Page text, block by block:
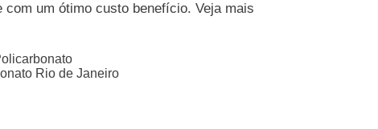
um ótimo custo benefício. Veja mais
Rio de Janeiro